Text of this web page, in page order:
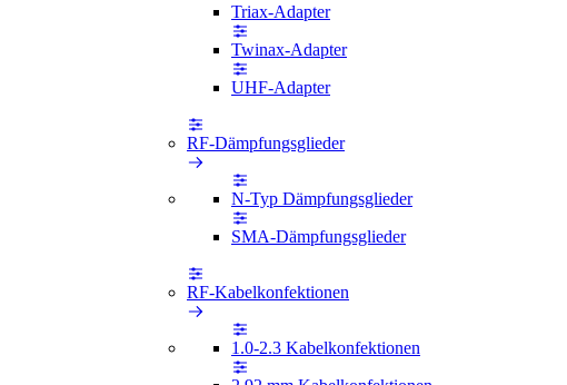
Triax-Adapter
Twinax-Adapter
UHF-Adapter
RF-Dämpfungsglieder
N-Typ Dämpfungsglieder
SMA-Dämpfungsglieder
RF-Kabelkonfektionen
1.0-2.3 Kabelkonfektionen